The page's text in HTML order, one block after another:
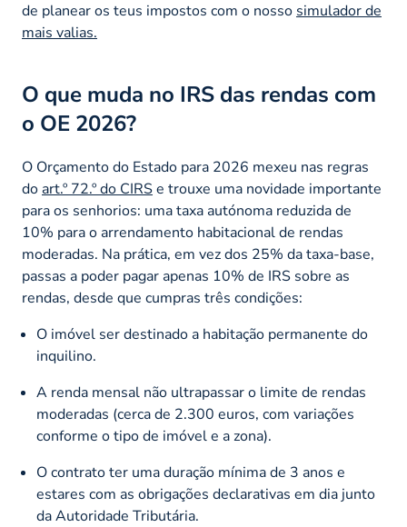
de planear os teus impostos com o nosso simulador de
mais valias.
O que muda no IRS das rendas com
o OE 2026?
O Orçamento do Estado para 2026 mexeu nas regras
do art.º 72.º do CIRSe trouxe uma novidade importante
para os senhorios: uma taxa autónoma reduzida de
10% para o arrendamento habitacional de rendas
moderadas. Na prática, em vez dos 25% da taxa-base,
passas a poder pagar apenas 10% de IRS sobre as
rendas, desde que cumpras três condições:
O imóvel ser destinado a habitação permanente do
inquilino.
A renda mensal não ultrapassar o limite de rendas
moderadas (cerca de 2.300 euros, com variações
conforme o tipo de imóvel e a zona).
O contrato ter uma duração mínima de 3 anos e
estares com as obrigações declarativas em dia junto
da Autoridade Tributária.